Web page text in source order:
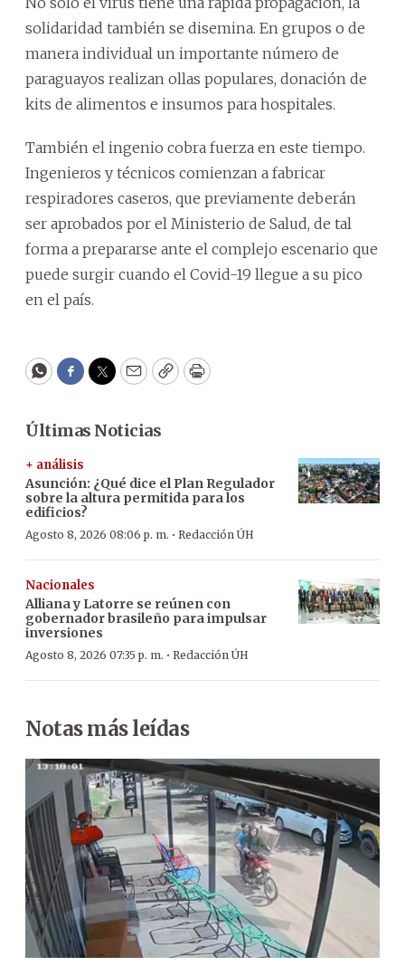
solidaridad también se disemina. En grupos o de
manera individual un importante número de
paraguayos realizan ollas populares, donación de
kits de alimentos e insumos para hospitales.
También el ingenio cobra fuerza en este tiempo.
Ingenieros y técnicos comienzan a fabricar
respiradores caseros, que previamente deberán
ser aprobados por el Ministerio de Salud, de tal
forma a prepararse ante el complejo escenario que
puede surgir cuando el Covid-19 llegue a su pico
en el país.
WhatsApp
Facebook
Twitter
EmailCopyPrint
Últimas Noticias
+ análisis
Asunción: ¿Qué dice el Plan Regulador
sobre la altura permitida para los
edificios?
Agosto 8, 2026 08:06 p. m. · Redacción ÚH
Nacionales
Alliana y Latorre se reúnen con
gobernador brasileño para impulsar
inversiones
Agosto 8, 2026 07:35 p. m. · Redacción ÚH
Notas más leídas